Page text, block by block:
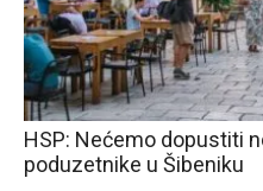
HSP: Nećemo dopustiti
poduzetnike u Šibeniku